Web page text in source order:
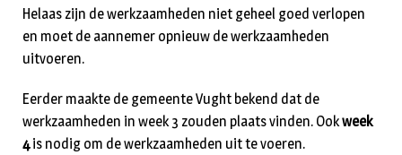
Helaas zijn de werkzaamheden niet geheel goed verlopen
en moet de aannemer opnieuw de werkzaamheden
uitvoeren.
Eerder maakte de gemeente Vught bekend dat de
werkzaamheden in week 3 zouden plaats vinden. Ookweek
4is nodig om de werkzaamheden uit te voeren.